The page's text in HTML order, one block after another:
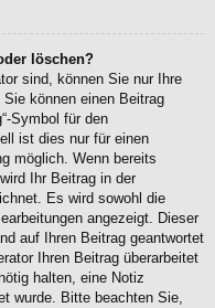
löschen?
sind, können Sie nur Ihre
können einen Beitrag
Symbol für den
ist dies nur für einen
möglich. Wenn bereits
Ihr Beitrag in der
Es wird sowohl die
angezeigt. Dieser
auf Ihren Beitrag geantwortet
Ihren Beitrag überarbeitet
halten, eine Notiz
wurde. Bitte beachten Sie,